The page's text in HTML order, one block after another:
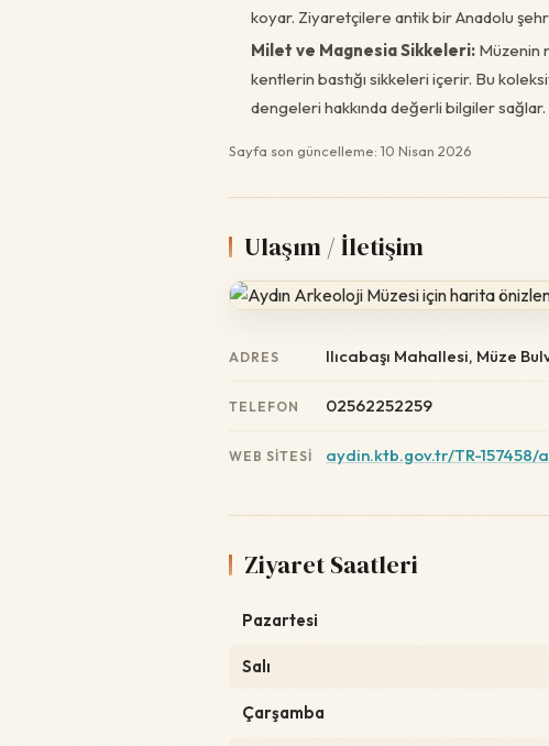
koyar. Ziyaretçilere antik bir Anadolu
Milet ve Magnesia Sikkeleri: Müzenin
kentlerin bastığı sikkeleri içerir. Bu
dengeleri hakkında değerli bilgiler sağlar.
Sayfa son güncelleme: 10 Nisan 2026
Ulaşım / İletişim
ADRES Ilıcabaşı Mahallesi, Müze
TELEFON 02562252259
WEB SITESI aydin.ktb.gov.tr/TR-
Ziyaret Saatleri
Pazartesi
Salı
Çarşamba